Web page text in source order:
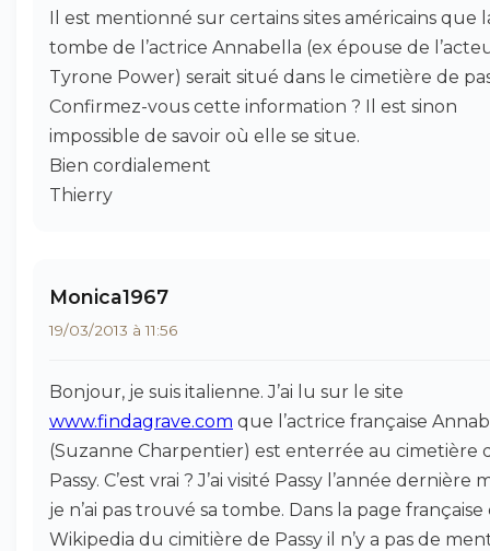
Il est mentionné sur certains sites américains que
tombe de l’actrice Annabella (ex épouse de
Tyrone Power) serait situé dans le cimetière de
Confirmez-vous cette information ? Il est sinon
impossible de savoir où elle se situe.
Bien cordialement
Thierry
Monica1967
19/03/2013 à 11:56
Bonjour, je suis italienne. J’ai lu sur le site
www.findagrave.com que l’actrice française
(Suzanne Charpentier) est enterrée au cimetière
Passy. C’est vrai ? J’ai visité Passy l’année dernière
je n’ai pas trouvé sa tombe. Dans la page française
Wikipedia du cimitière de Passy il n’y a pas de